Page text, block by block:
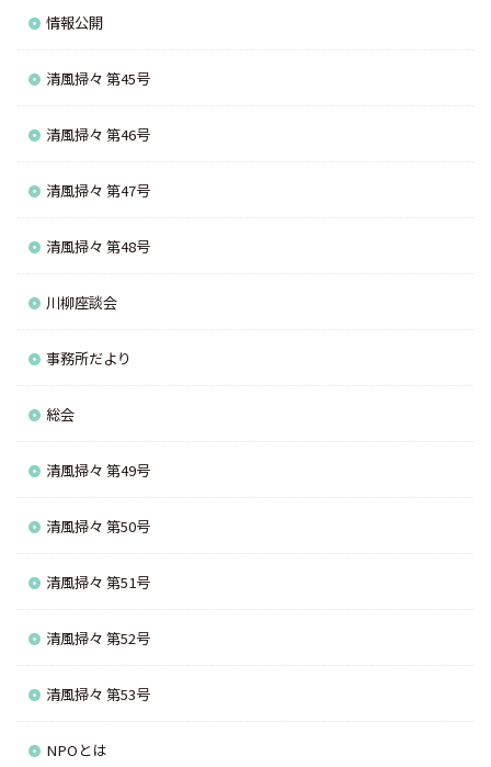
情報公開
清風掃々 第45号
清風掃々 第46号
清風掃々 第47号
清風掃々 第48号
川柳座談会
事務所だより
総会
清風掃々 第49号
清風掃々 第50号
清風掃々 第51号
清風掃々 第52号
清風掃々 第53号
NPOとは